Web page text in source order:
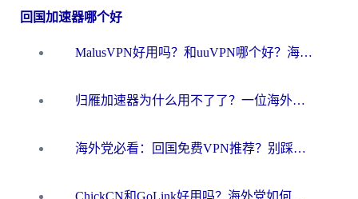
回国加速器哪个好
MalusVPN好用吗？和uuVPN哪个好？海外党无缝访问国内资源的真实对比与选择指南
归雁加速器为什么用不了了？一位海外游子的真实困惑与技术解答
海外党必看：回国免费VPN推荐？别踩坑！教你选对加速器无缝刷国内资源